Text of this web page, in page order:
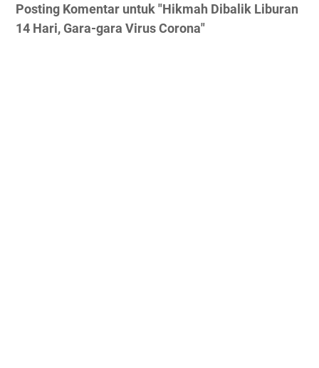
Posting Komentar untuk "Hikmah Dibalik Liburan
14 Hari, Gara-gara Virus Corona"